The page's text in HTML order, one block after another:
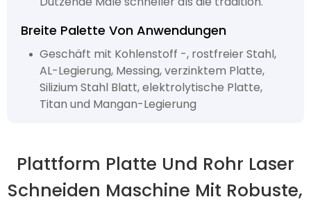
Breite Palette Von Anwendungen
Geschäft mit Kohlenstoff -, rostfreier Stahl,
AL-Legierung, Messing, verzinktem Platte,
Silizium Stahl Blatt, elektrolytische Platte,
Titan und Mangan-Legierung
Plattform Platte Und Rohr Laser
Schneiden Maschine Mit Robuste,